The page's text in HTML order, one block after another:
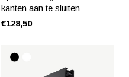
kanten aan te sluiten
€128,50